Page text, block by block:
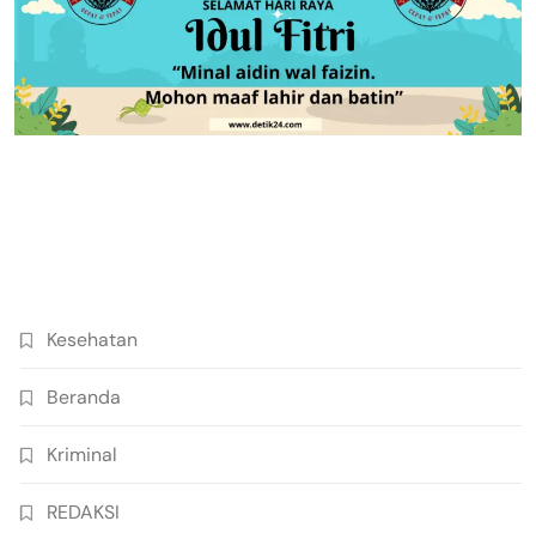
Kesehatan
Beranda
Kriminal
REDAKSI